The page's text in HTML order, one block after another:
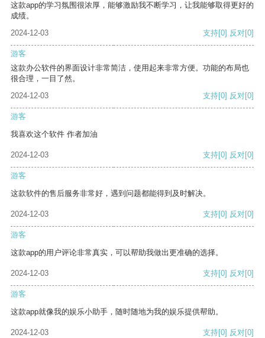
这款app的学习氛围很浓厚，能够激励我不断学习，让我能够取得更好的
成绩。
2024-12-03
支持[0] 反对[0]
游客
这款办公软件的界面设计非常简洁，使用起来非常方便。功能的布局也
很合理，一目了然。
2024-12-03
支持[0] 反对[0]
游客
我喜欢这个软件 作者加油
2024-12-03 支持[0] 反对[0]
游客
这款软件的售后服务非常好，遇到问题都能得到及时解决。
2024-12-03 支持[0] 反对[0]
游客
这款app的用户评论非常真实，可以帮助我做出更准确的选择。
2024-12-03 支持[0] 反对[0]
游客
这款app就像我的娱乐小助手，随时随地为我的娱乐提供帮助。
2024-12-03 支持[0] 反对[0]